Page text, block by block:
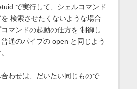
で実行して、シェルコマンド
検索させたくないような場合
マンドの起動の仕方を 制御し
通のパイプの open と同じよう
わせは、だいたい同じもので